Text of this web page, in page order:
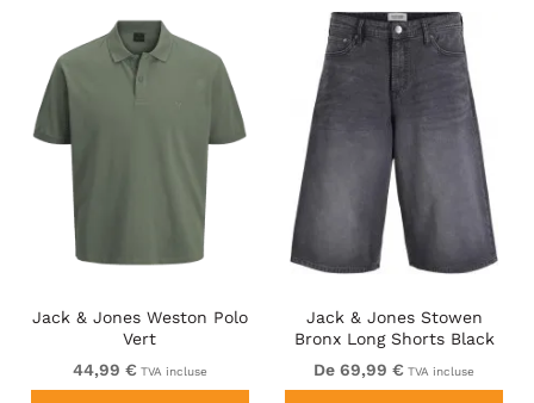
Jack & Jones Weston Polo
Vert
44,99 € TVA incluse
Jack & Jones Stowen
Bronx Long Shorts Black
De 69,99 € TVA incluse